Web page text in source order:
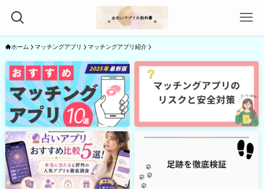
ホーム マッチングアプリ マッチングアプリ紹介